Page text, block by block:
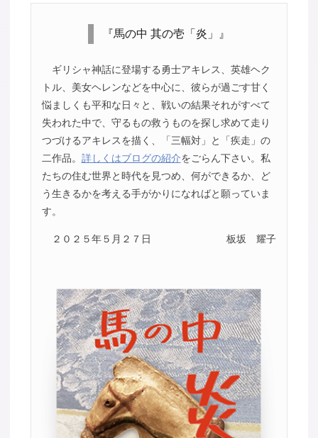
『馬の中 其の壱「炎」』
ギリシャ神話に登場する勇士アキレス、英雄ヘク
トル、美女ヘレンなどを中心に、彼らが過ごす甘く
悩ましくも平和な日々と、戦いの結果それがすべて
失われた中で、守るもの救うものを探し求めて走り
つづけるアキレスを描く、「三幅対」と「疾走」の
二作品。 詳しくはブログの紹介をごらん下さい。私
たちの住む世界と時代を見つめ、何ができるか、ど
う生きるかを考える手がかりになればと願っていま
す。
２０２５年５月２７日 板坂 耀子